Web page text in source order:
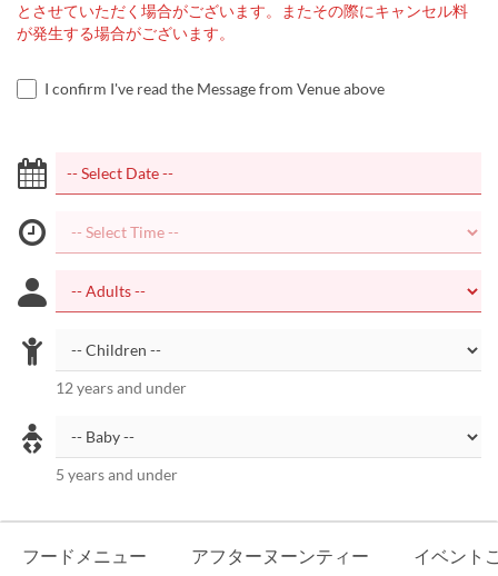
とさせていただく場合がございます。またその際にキャンセル料
が発生する場合がございます。
I confirm I've read the Message from Venue above
12 years and under
5 years and under
フードメニュー アフターヌーンティー イベント